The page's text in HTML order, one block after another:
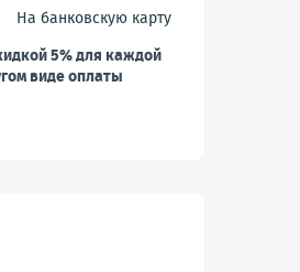
На банковскую карту
5% для каждой
виде оплаты